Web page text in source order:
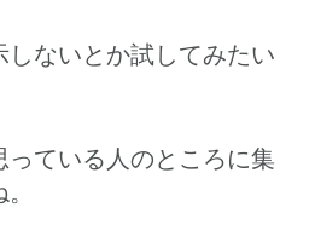
しないとか試してみたい
ている人のところに集